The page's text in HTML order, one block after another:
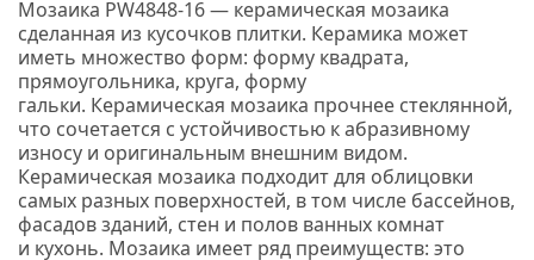
Мозаика PW4848-16 — керамическая мозаика
сделанная из кусочков плитки. Керамика может
иметь множество форм: форму квадрата,
прямоугольника, круга, форму
гальки. Керамическая мозаика прочнее стеклянной,
что сочетается с устойчивостью к абразивному
износу и оригинальным внешним видом.
Керамическая мозаика подходит для облицовки
самых разных поверхностей, в том числе бассейнов,
фасадов зданий, стен и полов ванных комнат
и кухонь. Мозаика имеет ряд преимуществ: это